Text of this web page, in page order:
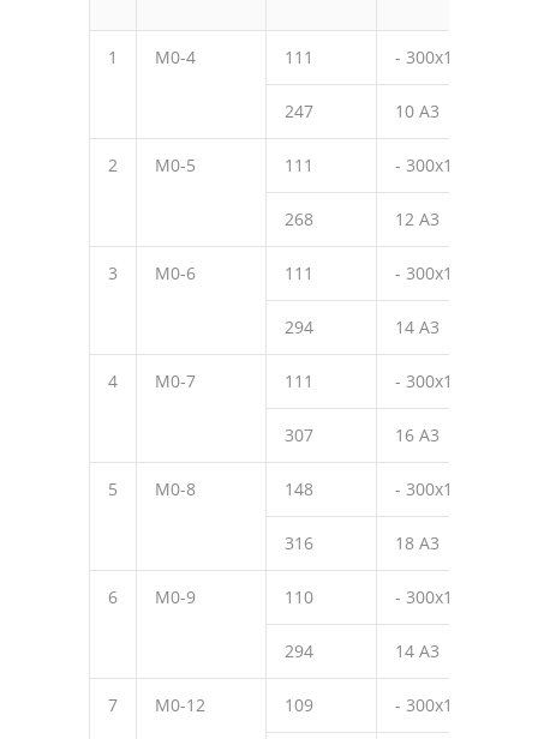
1 М0-4 111 - 300х10
247 10 А3
2 М0-5 111 - 300х10
268 12 А3
3 М0-6 111 - 300х10
294 14 А3
4 М0-7 111 - 300х10
307 16 А3
5 М0-8 148 - 300х10
316 18 А3
6 М0-9 110 - 300х10
294 14 А3
7 М0-12 109 - 300х10